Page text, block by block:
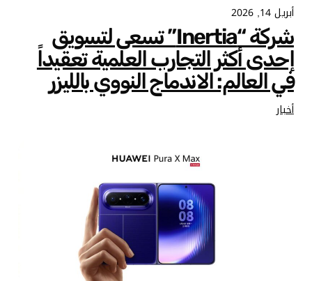
أبريل 14, 2026
شركة “Inertia” تسعى لتسويق
إحدى أكثر التجارب العلمية تعقيداً
في العالم: الاندماج النووي بالليزر
أخبار